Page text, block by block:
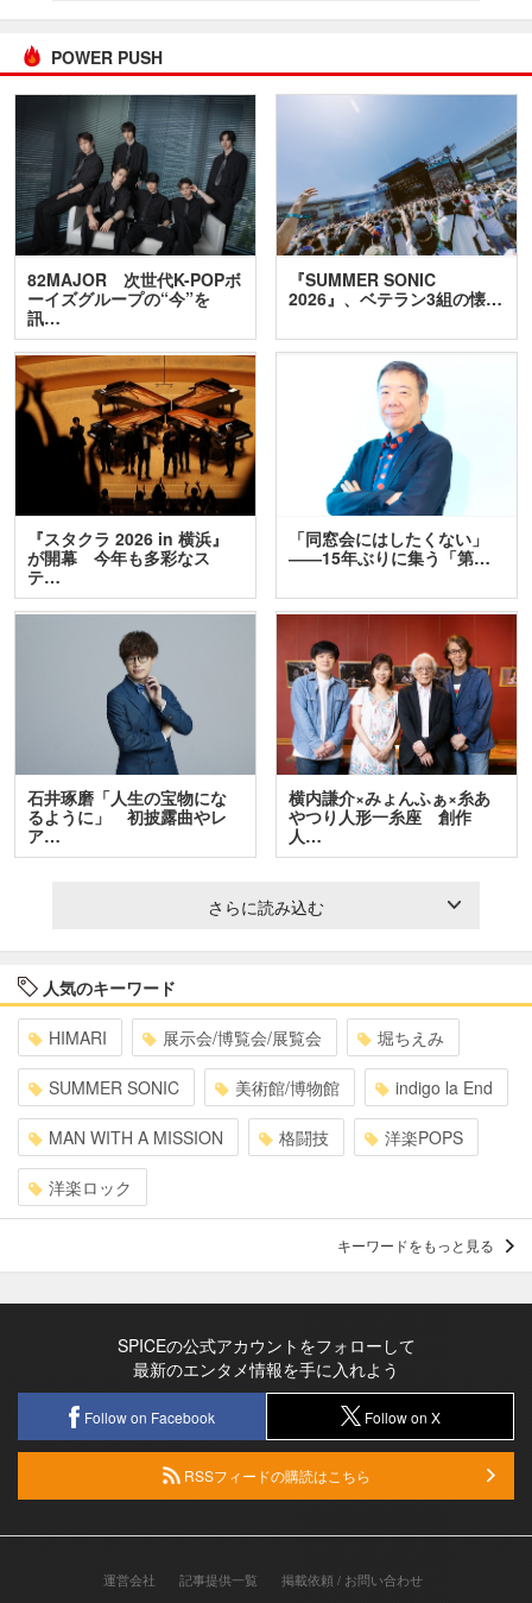
POWER PUSH
82MAJOR 次世代K-POPボ
ーイズグループの“今”を
訊…
『SUMMER SONIC
2026』、ベテラン3組の懐…
『スタクラ 2026 in 横浜』
が開幕 今年も多彩なス
テ…
「同窓会にはしたくない」
――15年ぶりに集う「第…
石井琢磨「人生の宝物にな
るように」 初披露曲やレ
ア…
横内謙介×みょんふぁ×糸あ
やつり人形一糸座 創作
人…
さらに読み込む
人気のキーワード
HIMARI 展示会/博覧会/展覧会 堀ちえみ
SUMMER SONIC 美術館/博物館 indigo la End
MAN WITH A MISSION 格闘技 洋楽POPS
洋楽ロック
キーワードをもっと見る
SPICEの公式アカウントをフォローして
最新のエンタメ情報を手に入れよう
Follow on Facebook Follow on X
RSSフィードの購読はこちら
運営会社 記事提供一覧 掲載依頼 / お問い合わせ